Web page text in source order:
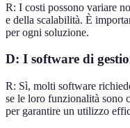
R: I costi possono variare
e della scalabilità. È
per ogni soluzione.
D: I software di
R: Sì, molti software
se le loro funzionalità sono
per garantire un utilizzo